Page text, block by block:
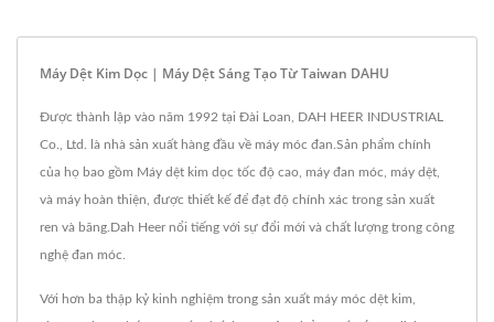
Máy Dệt Kim Dọc | Máy Dệt Sáng Tạo Từ Taiwan DAHU
Được thành lập vào năm 1992 tại Đài Loan, DAH HEER INDUSTRIAL
Co., Ltd. là nhà sản xuất hàng đầu về máy móc đan.Sản phẩm chính
của họ bao gồm Máy dệt kim dọc tốc độ cao, máy đan móc, máy dệt,
và máy hoàn thiện, được thiết kế để đạt độ chính xác trong sản xuất
ren và băng.Dah Heer nổi tiếng với sự đổi mới và chất lượng trong công
nghệ đan móc.
Với hơn ba thập kỷ kinh nghiệm trong sản xuất máy móc dệt kim,